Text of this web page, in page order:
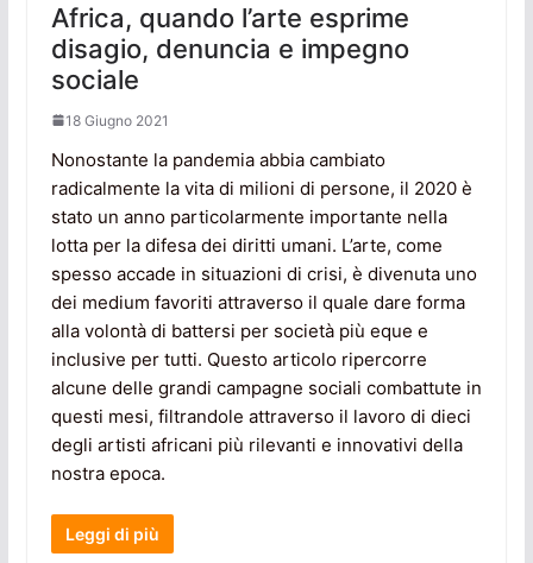
Africa, quando l’arte esprime
disagio, denuncia e impegno
sociale
18 Giugno 2021
Nonostante la pandemia abbia cambiato
radicalmente la vita di milioni di persone, il 2020 è
stato un anno particolarmente importante nella
lotta per la difesa dei diritti umani. L’arte, come
spesso accade in situazioni di crisi, è divenuta uno
dei medium favoriti attraverso il quale dare forma
alla volontà di battersi per società più eque e
inclusive per tutti. Questo articolo ripercorre
alcune delle grandi campagne sociali combattute in
questi mesi, filtrandole attraverso il lavoro di dieci
degli artisti africani più rilevanti e innovativi della
nostra epoca.
Leggi di più